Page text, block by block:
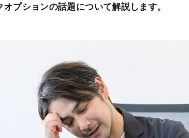
プションの話題について解説します。